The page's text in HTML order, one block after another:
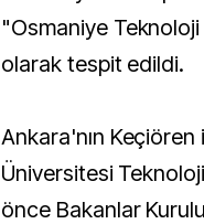
"Osmaniye
olarak tespit edildi.
Ankara'nın
Üniversitesi
önce Bakanlar